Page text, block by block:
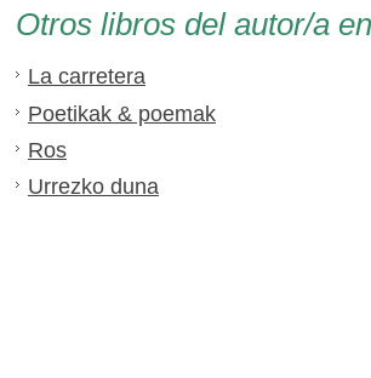
Otros libros del autor/a
La carretera
Poetikak & poemak
Ros
Urrezko duna